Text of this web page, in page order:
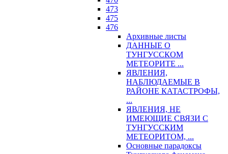
473
475
476
Архивные листы
ДАННЫЕ О
ТУНГУССКОМ
МЕТЕОРИТЕ ...
ЯВЛЕНИЯ,
НАБЛЮДАЕМЫЕ В
РАЙОНЕ КАТАСТРОФЫ,
...
ЯВЛЕНИЯ, НЕ
ИМЕЮЩИЕ СВЯЗИ С
ТУНГУССКИМ
МЕТЕОРИТОМ, ...
Основные парадоксы